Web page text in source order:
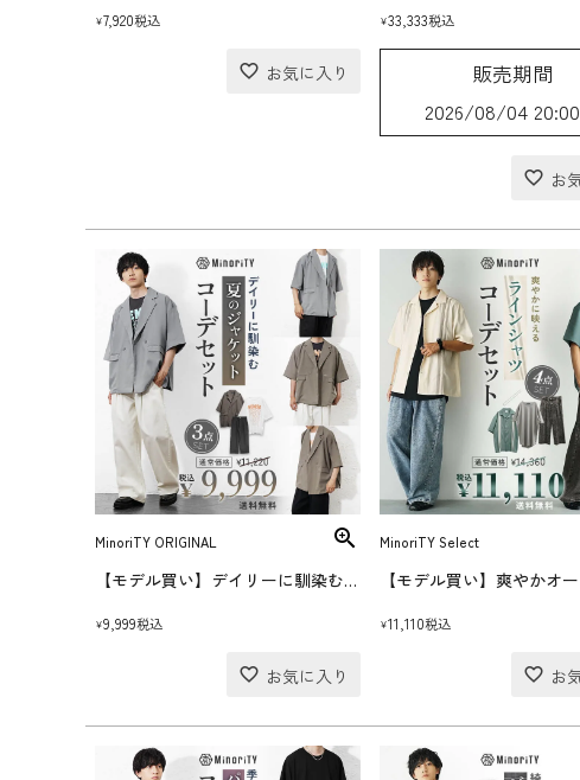
¥7,920税込 ¥33,333税込
販売期間
2026/08/04 20:00
MinoriTY ORIGINAL
【モデル買い】デイリーに馴染む夏のジャケットコーデセット(送料無料)
¥9,999税込
MinoriTY Select
¥11,110税込